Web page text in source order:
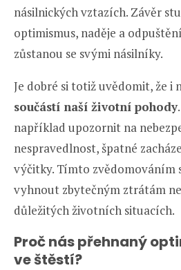
násilnických vztazích. Závěr
optimismus, naděje a
zůstanou se svými násilníky.
Je dobré si totiž uvědomit, že i
součástí naší životní pohody
například upozornit na
nespravedlnost, špatné
výčitky. Tímto zvědomováním
vyhnout zbytečným ztrátám
důležitých životních situacích.
Proč nás přehnaný
ve štěstí?